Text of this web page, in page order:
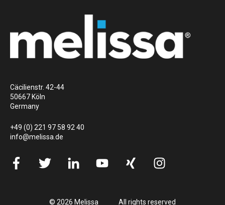
Cäcilienstr. 42-44
50667 Köln
Germany
+49 (0) 221 97 58 92 40
info@melissa.de
© 2026 Melissa All rights reserved